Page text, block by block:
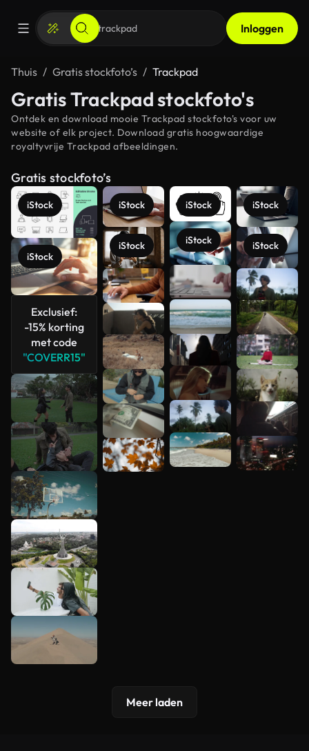
Inloggen
Thuis Gratis stockfoto’s Trackpad
Gratis Trackpad stockfoto's
Ontdek en download mooie Trackpad stockfoto's voor uw
website of elk project. Download gratis hoogwaardige
royaltyvrije Trackpad afbeeldingen.
Gratis stockfoto’s
iStock
iStock
Exclusief:
-15% korting
met code
"COVERR15"
iStock
iStock
iStock
iStock
iStock
iStock
Meer
bekijken
Meer laden